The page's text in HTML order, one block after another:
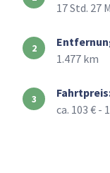
17 Std. 27
1.477 km
ca. 103 € -